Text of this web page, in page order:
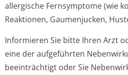
allergische Fernsymptome (wie
Reaktionen, Gaumenjucken,
Informieren Sie bitte Ihren Arzt
eine der aufgeführten
beeinträchtigt oder Sie